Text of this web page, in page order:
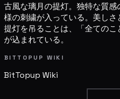
古風な璃月の提灯。独特な質
様の刺繍が入っている。美し
提灯を吊ることは、「全ての
が込まれている。
BITTOPUP WIKI
BitTopup Wiki